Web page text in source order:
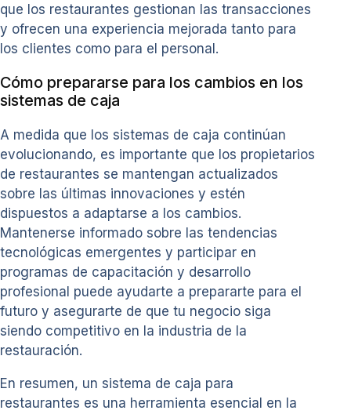
que los restaurantes gestionan las transacciones
y ofrecen una experiencia mejorada tanto para
los clientes como para el personal.
Cómo prepararse para los cambios en los
sistemas de caja
A medida que los sistemas de caja continúan
evolucionando, es importante que los propietarios
de restaurantes se mantengan actualizados
sobre las últimas innovaciones y estén
dispuestos a adaptarse a los cambios.
Mantenerse informado sobre las tendencias
tecnológicas emergentes y participar en
programas de capacitación y desarrollo
profesional puede ayudarte a prepararte para el
futuro y asegurarte de que tu negocio siga
siendo competitivo en la industria de la
restauración.
En resumen, un sistema de caja para
restaurantes es una herramienta esencial en la